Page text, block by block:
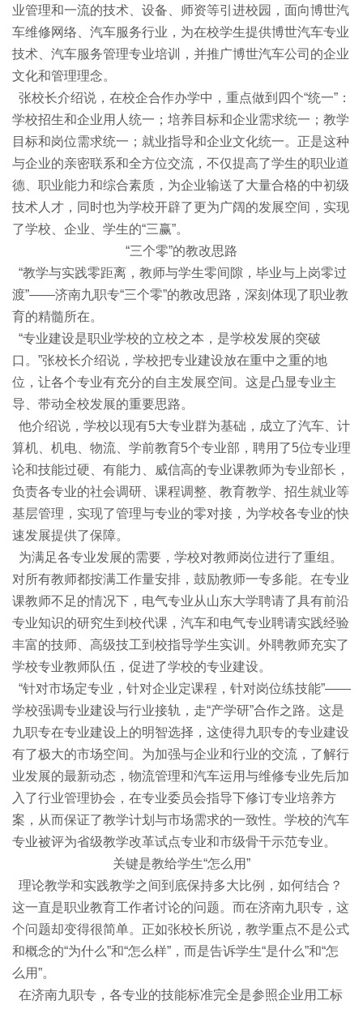
业管理和一流的技术、设备、师资等引进校园，面向博世汽
车维修网络、汽车服务行业，为在校学生提供博世汽车专业
技术、汽车服务管理专业培训，并推广博世汽车公司的企业
文化和管理理念。
张校长介绍说，在校企合作办学中，重点做到四个“统一”：
学校招生和企业用人统一；培养目标和企业需求统一；教学
目标和岗位需求统一；就业指导和企业文化统一。正是这种
与企业的亲密联系和全方位交流，不仅提高了学生的职业道
德、职业能力和综合素质，为企业输送了大量合格的中初级
技术人才，同时也为学校开辟了更为广阔的发展空间，实现
了学校、企业、学生的“三赢”。
“三个零”的教改思路
“教学与实践零距离，教师与学生零间隙，毕业与上岗零过
渡”——济南九职专“三个零”的教改思路，深刻体现了职业教
育的精髓所在。
“专业建设是职业学校的立校之本，是学校发展的突破
口。”张校长介绍说，学校把专业建设放在重中之重的地
位，让各个专业有充分的自主发展空间。这是凸显专业主
导、带动全校发展的重要思路。
他介绍说，学校以现有5大专业群为基础，成立了汽车、计
算机、机电、物流、学前教育5个专业部，聘用了5位专业理
论和技能过硬、有能力、威信高的专业课教师为专业部长，
负责各专业的社会调研、课程调整、教育教学、招生就业等
基层管理，实现了管理与专业的零对接，为学校各专业的快
速发展提供了保障。
为满足各专业发展的需要，学校对教师岗位进行了重组。
对所有教师都按满工作量安排，鼓励教师一专多能。在专业
课教师不足的情况下，电气专业从山东大学聘请了具有前沿
专业知识的研究生到校代课，汽车和电气专业聘请实践经验
丰富的技师、高级技工到校指导学生实训。外聘教师充实了
学校专业教师队伍，促进了学校的专业建设。
“针对市场定专业，针对企业定课程，针对岗位练技能”——
学校强调专业建设与行业接轨，走“产学研”合作之路。这是
九职专在专业建设上的明智选择，这使得九职专的专业建设
有了极大的市场空间。为加强与企业和行业的交流，了解行
业发展的最新动态，物流管理和汽车运用与维修专业先后加
入了行业管理协会，在专业委员会指导下修订专业培养方
案，从而保证了教学计划与市场需求的一致性。学校的汽车
专业被评为省级教学改革试点专业和市级骨干示范专业。
关键是教给学生“怎么用”
理论教学和实践教学之间到底保持多大比例，如何结合？
这一直是职业教育工作者讨论的问题。而在济南九职专，这
个问题却变得很简单。正如张校长所说，教学重点不是公式
和概念的“为什么”和“怎么样”，而是告诉学生“是什么”和“怎
么用”。
在济南九职专，各专业的技能标准完全是参照企业用工标